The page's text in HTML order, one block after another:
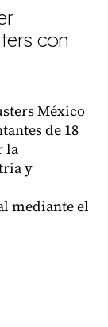
con
México
de 18
la
y
mediante el